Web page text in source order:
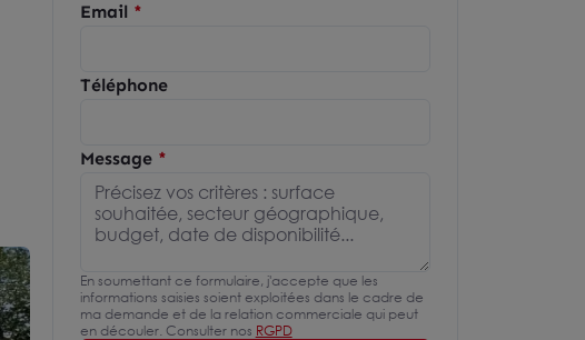
Email
Téléphone
Message
En soumettant ce formulaire, j'accepte que les
informations saisies soient exploitées dans le cadre de
ma demande et de la relation commerciale qui peut
en découler. Consulter nos RGPD